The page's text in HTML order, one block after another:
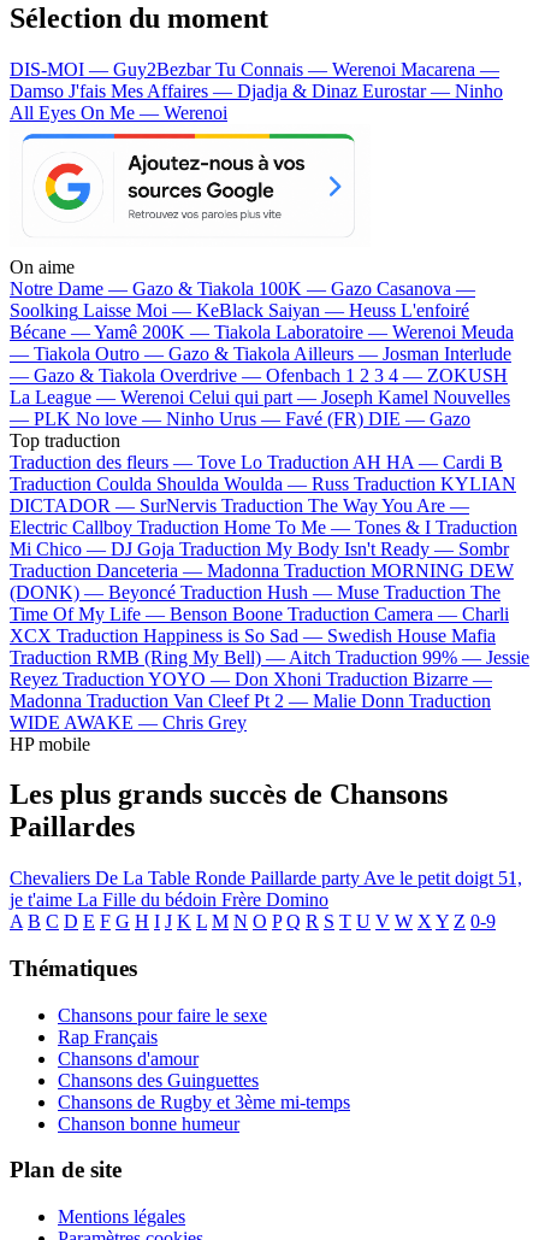
Sélection du moment
DIS-MOI — Guy2BezbarTu Connais — Werenoi Macarena —
Damso J'fais Mes Affaires — Djadja & Dinaz Eurostar — Ninho
All Eyes On Me — Werenoi
On aime
Notre Dame — Gazo & Tiakola 100K — Gazo Casanova —
Soolking Laisse Moi — KeBlack Saiyan — Heuss L'enfoiré
Bécane —Yamê 200K — Tiakola Laboratoire — Werenoi Meuda
— Tiakola Outro — Gazo & Tiakola Ailleurs — Josman Interlude
— Gazo & Tiakola Overdrive — Ofenbach 1 2 3 4 — ZOKUSH
La League — Werenoi Celui qui part — Joseph Kamel Nouvelles
— PLK No love — Ninho Urus — Favé (FR) DIE — Gazo
Top traduction
Traduction des fleurs — Tove Lo Traduction AH HA — Cardi B
Traduction Coulda Shoulda Woulda — Russ Traduction KYLIAN
DICTADOR — SurNervis Traduction The Way You Are —
Electric Callboy Traduction Home To Me — Tones & I Traduction
Mi Chico — DJ Goja Traduction My Body Isn't Ready — Sombr
Traduction Danceteria — Madonna Traduction MORNING DEW
(DONK) — Beyoncé Traduction Hush — Muse Traduction The
Time Of My Life — Benson Boone Traduction Camera — Charli
XCX Traduction Happiness is So Sad — Swedish House Mafia
Traduction RMB (Ring My Bell) — Aitch Traduction 99% — Jessie
Reyez Traduction YOYO — Don Xhoni Traduction Bizarre —
Madonna Traduction Van Cleef Pt 2 — Malie Donn Traduction
WIDE AWAKE — Chris Grey
HP mobile
Les plus grands succès de Chansons
Paillardes
Chevaliers De La Table Ronde Paillarde party Ave le petit doigt 51,
je t'aime La Fille du bédoin Frère Domino
A B C D E F G H I J K L M N O P Q R S T U V W X Y Z 0-9
Thématiques
Chansons pour faire le sexe
Rap Français
Chansons d'amour
Chansons des Guinguettes
Chansons de Rugby et 3ème mi-temps
Chanson bonne humeur
Plan de site
Mentions légales